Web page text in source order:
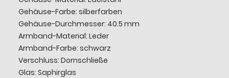
Gehäuse-Farbe: silberfarben
Gehäuse-Durchmesser: 40.5 mm
Armband-Material: Leder
Armband-Farbe: schwarz
Verschluss: Dornschließe
Glas: Saphirglas